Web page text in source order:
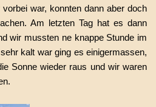
war, konnten dann aber doch
Am letzten Tag hat es dann
wir mussten ne knappe Stunde im
kalt war ging es einigermassen,
Sonne wieder raus und wir waren